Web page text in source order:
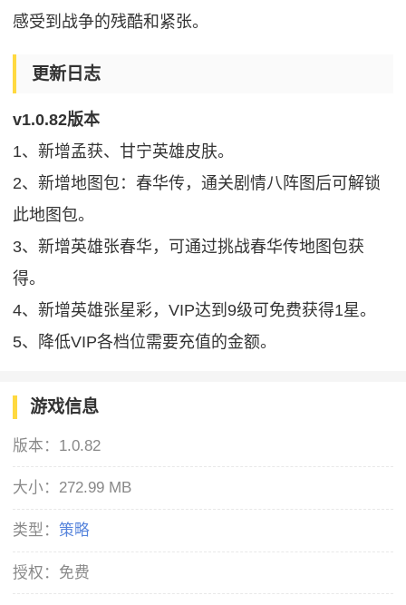
感受到战争的残酷和紧张。
更新日志
v1.0.82版本
1、新增孟获、甘宁英雄皮肤。
2、新增地图包：春华传，通关剧情八阵图后可解锁
此地图包。
3、新增英雄张春华，可通过挑战春华传地图包获
得。
4、新增英雄张星彩，VIP达到9级可免费获得1星。
5、降低VIP各档位需要充值的金额。
游戏信息
版本： 1.0.82
大小： 272.99 MB
类型：策略
授权： 免费